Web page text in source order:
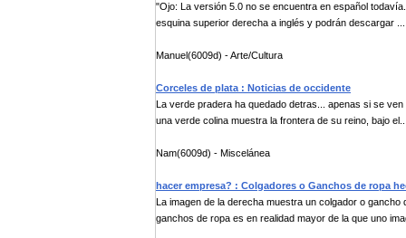
"Ojo: La versión 5.0 no se encuentra en español
esquina superior derecha a inglés y podrán descargar ...
Manuel(6009d) - Arte/Cultura
Corceles de plata : Noticias de occidente
La verde pradera ha quedado detras... apenas si se
una verde colina muestra la frontera de su reino, bajo
Nam(6009d) - Miscelánea
hacer empresa? : Colgadores o Ganchos de ropa
La imagen de la derecha muestra un colgador o
ganchos de ropa es en realidad mayor de la que uno